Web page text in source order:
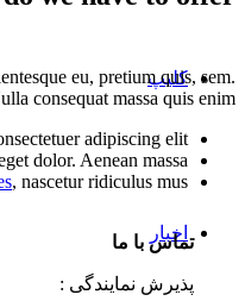
کلیپ
اخبار
eu, pretium quis, sem.
consequat massa quis enim.
adipiscing elit.
dolor. Aenean massa.
, nascetur ridiculus mus.
تماس با ما
پذیرش نمایندگی :